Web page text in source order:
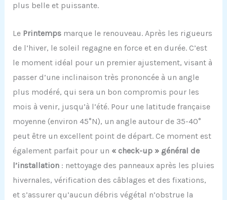
plus belle et puissante.
Le Printempsmarque le renouveau. Après les rigueurs
de l’hiver, le soleil regagne en force et en durée. C’est
le moment idéal pour un premier ajustement, visant à
passer d’une inclinaison très prononcée à un angle
plus modéré, qui sera un bon compromis pour les
mois à venir, jusqu’à l’été. Pour une latitude française
moyenne (environ 45°N), un angle autour de 35-40°
peut être un excellent point de départ. Ce moment est
également parfait pour un « check-up » général de
l’installation: nettoyage des panneaux après les pluies
hivernales, vérification des câblages et des fixations,
et s’assurer qu’aucun débris végétal n’obstrue la